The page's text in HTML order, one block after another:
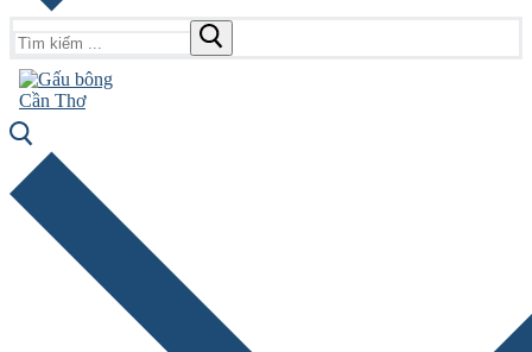
kiếm
cho: